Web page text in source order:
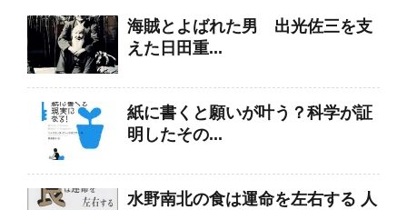
海賊とよばれた男 出光佐三を支
えた日田重...
紙に書くと願いが叶う？科学が証
明したその...
水野南北の食は運命を左右する 人